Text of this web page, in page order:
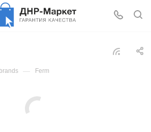
brands — Ferm